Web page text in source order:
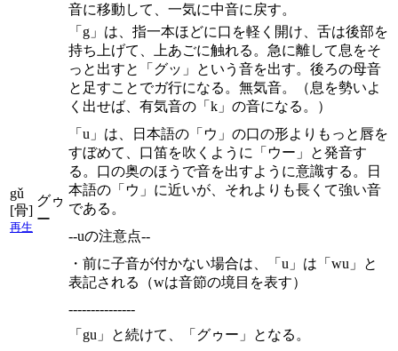
音に移動して、一気に中音に戻す。
gǔ
[骨]
再生
グゥ
ー
「g」は、指一本ほどに口を軽く開け、舌は後部を
持ち上げて、上あごに触れる。急に離して息をそ
っと出すと「グッ」という音を出す。後ろの母音
と足すことでガ行になる。無気音。（息を勢いよ
く出せば、有気音の「k」の音になる。）
「u」は、日本語の「ウ」の口の形よりもっと唇を
すぼめて、口笛を吹くように「ウー」と発音す
る。口の奥のほうで音を出すように意識する。日
本語の「ウ」に近いが、それよりも長くて強い音
である。
--uの注意点--
・前に子音が付かない場合は、「u」は「wu」と
表記される（wは音節の境目を表す）
---------------
「gu」と続けて、「グゥー」となる。